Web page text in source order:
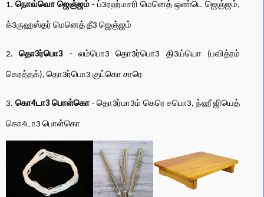
1. நொவ்வொ ஜெஞ்ஜம் - ப்3ரஹ்மசரி மெனெத் ஒண்டெ ஜெஞ்ஜம்,
க்3ருஹஸ்தர் மெனெத் தீ3 ஜெஞ்ஜம்
2.தொ3ர்பொ3 - லம்பொ3 தொ3ர்பொ3 தி3ய்யொ (பவித்ரம்
கெரத்தக்), தொ3ர்பொ3 குட்கொ சாரெ
3. கொ4டா3 பொள்கொ - தொ3ர்பா3ம் கெரெ சபொ3, ந்ஹீ ஜியெத்
கொ4டா3 பொள்கொ